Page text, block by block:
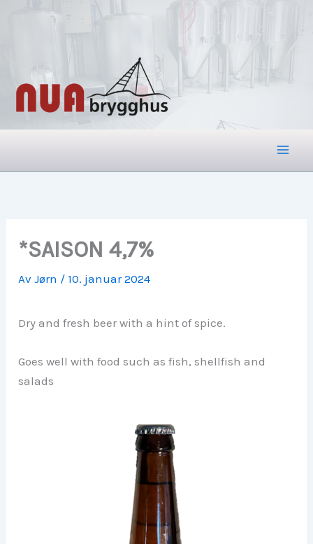
innholdet
*SAISON 4,7%
Av Jørn / 10. januar 2024
Dry and fresh beer with a hint of spice.
Goes well with food such as fish, shellfish and
salads